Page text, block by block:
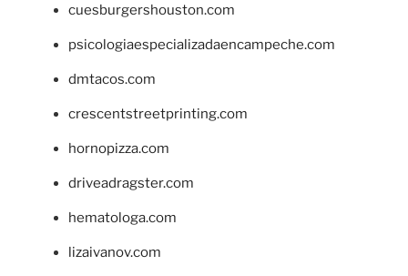
cuesburgershouston.com
psicologiaespecializadaencampeche.com
dmtacos.com
crescentstreetprinting.com
hornopizza.com
driveadragster.com
hematologa.com
lizaivanov.com